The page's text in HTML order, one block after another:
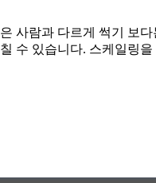
사람과 다르게 썩기 보
수 있습니다. 스케일링